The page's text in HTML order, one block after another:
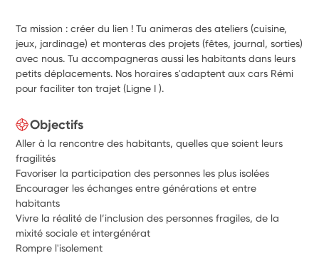
Ta mission : créer du lien ! Tu animeras des ateliers (cuisine,
jeux, jardinage) et monteras des projets (fêtes, journal, sorties)
avec nous. Tu accompagneras aussi les habitants dans leurs
petits déplacements. Nos horaires s'adaptent aux cars Rémi
pour faciliter ton trajet (Ligne I ).
Objectifs
Aller à la rencontre des habitants, quelles que soient leurs
fragilités
Favoriser la participation des personnes les plus isolées
Encourager les échanges entre générations et entre
habitants
Vivre la réalité de l’inclusion des personnes fragiles, de la
mixité sociale et intergénérat
Rompre l'isolement